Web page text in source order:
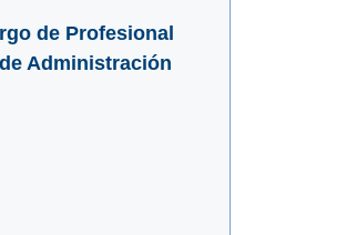
de Profesional
Administración